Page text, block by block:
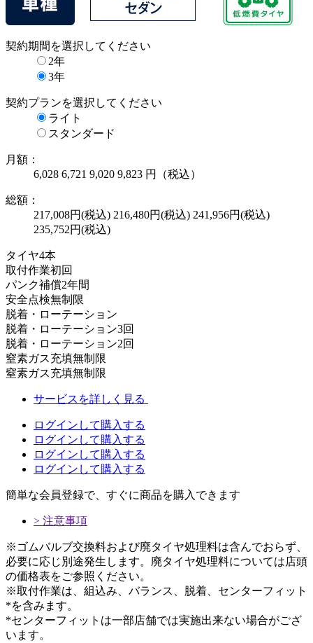
契約期間 を選択してください
2年
3年
契約プランを選択してください
ライト
スタンダード
月額：
6,028 6,721 9,020 9,823 円（税込）
総額：
217,008円(税込) 216,480円(税込) 241,956円(税込)
235,752円(税込)
タイヤ4本
取付作業初回
パンク補償2年間
安全点検無制限
脱着・ローテーション
脱着・ローテーション3回
脱着・ローテーション2回
窒素ガス充填無制限
窒素ガス充填無制限
サービスを詳しく見る
ログインして購入する
ログインして購入する
ログインして購入する
ログインして購入する
簡単な会員登録で、すぐに商品を購入できます
> 注意事項
※ゴムバルブ交換料および廃タイヤ処理料は含んでおらず、
必要に応じ別途発生します。廃タイヤ処理料については店頭
の価格表をご参照ください。
※取付作業は、組込み、バランス、脱着、センターフィット
*を含みます。
*センターフィットは一部店舗では実施出来ない場合がござ
います。